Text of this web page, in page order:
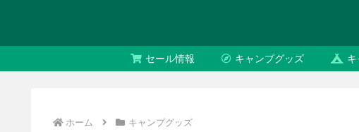
セール情報 キャンプグッズ
ホーム キャンプグッズ